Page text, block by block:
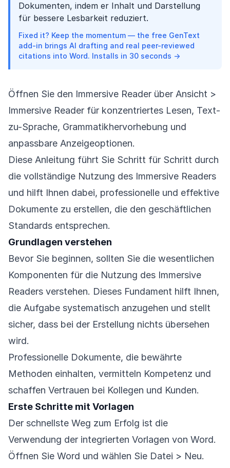
Dokumenten, indem er Inhalt und Darstellung
für bessere Lesbarkeit reduziert.
Fixed it? Keep the momentum — the free GenText
add-in brings AI drafting and real peer-reviewed
citations into Word. Installs in 30 seconds →
Öffnen Sie den Immersive Reader über Ansicht >
Immersive Reader für konzentriertes Lesen, Text-
zu-Sprache, Grammatikhervorhebung und
anpassbare Anzeigeoptionen.
Diese Anleitung führt Sie Schritt für Schritt durch
die vollständige Nutzung des Immersive Readers
und hilft Ihnen dabei, professionelle und effektive
Dokumente zu erstellen, die den geschäftlichen
Standards entsprechen.
Grundlagen verstehen
Bevor Sie beginnen, sollten Sie die wesentlichen
Komponenten für die Nutzung des Immersive
Readers verstehen. Dieses Fundament hilft Ihnen,
die Aufgabe systematisch anzugehen und stellt
sicher, dass bei der Erstellung nichts übersehen
wird.
Professionelle Dokumente, die bewährte
Methoden einhalten, vermitteln Kompetenz und
schaffen Vertrauen bei Kollegen und Kunden.
Erste Schritte mit Vorlagen
Der schnellste Weg zum Erfolg ist die
Verwendung der integrierten Vorlagen von Word.
Öffnen Sie Word und wählen Sie Datei > Neu.